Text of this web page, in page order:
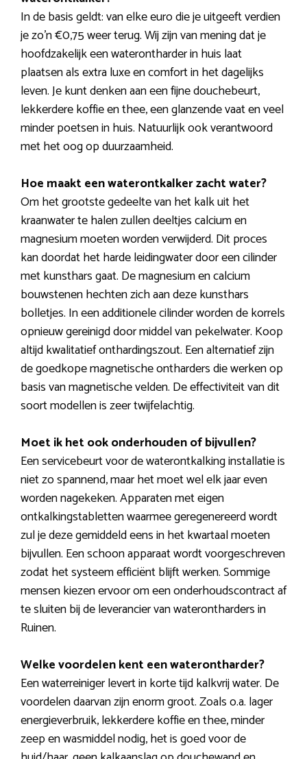
In de basis geldt: van elke euro die je uitgeeft verdien
je zo’n €0,75 weer terug. Wij zijn van mening dat je
hoofdzakelijk een waterontharder in huis laat
plaatsen als extra luxe en comfort in het dagelijks
leven. Je kunt denken aan een fijne douchebeurt,
lekkerdere koffie en thee, een glanzende vaat en veel
minder poetsen in huis. Natuurlijk ook verantwoord
met het oog op duurzaamheid.
Hoe maakt een waterontkalker zacht water?
Om het grootste gedeelte van het kalk uit het
kraanwater te halen zullen deeltjes calcium en
magnesium moeten worden verwijderd. Dit proces
kan doordat het harde leidingwater door een cilinder
met kunsthars gaat. De magnesium en calcium
bouwstenen hechten zich aan deze kunsthars
bolletjes. In een additionele cilinder worden de korrels
opnieuw gereinigd door middel van pekelwater. Koop
altijd kwalitatief onthardingszout. Een alternatief zijn
de goedkope magnetische ontharders die werken op
basis van magnetische velden. De effectiviteit van dit
soort modellen is zeer twijfelachtig.
Moet ik het ook onderhouden of bijvullen?
Een servicebeurt voor de waterontkalking installatie is
niet zo spannend, maar het moet wel elk jaar even
worden nagekeken. Apparaten met eigen
ontkalkingstabletten waarmee geregenereerd wordt
zul je deze gemiddeld eens in het kwartaal moeten
bijvullen. Een schoon apparaat wordt voorgeschreven
zodat het systeem efficiënt blijft werken. Sommige
mensen kiezen ervoor om een onderhoudscontract af
te sluiten bij de leverancier van waterontharders in
Ruinen.
Welke voordelen kent een waterontharder?
Een waterreiniger levert in korte tijd kalkvrij water. De
voordelen daarvan zijn enorm groot. Zoals o.a. lager
energieverbruik, lekkerdere koffie en thee, minder
zeep en wasmiddel nodig, het is goed voor de